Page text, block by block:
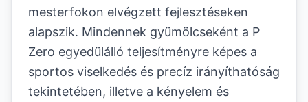
mesterfokon elvégzett fejlesztéseken
alapszik. Mindennek gyümölcseként a P
Zero egyedülálló teljesítményre képes a
sportos viselkedés és precíz irányíthatóság
tekintetében, illetve a kényelem és